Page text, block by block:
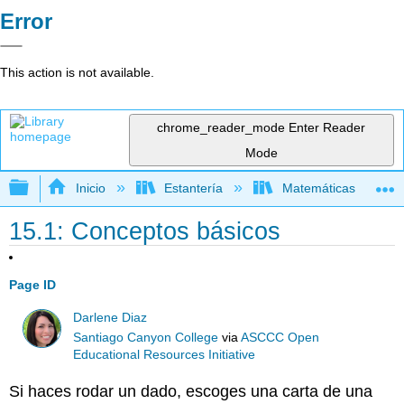
Error
This action is not available.
chrome_reader_mode Enter Reader
Mode
Expandir/contraer jerarquía global
Inicio Estantería Matemáticas
15.1: Conceptos básicos
Page ID
Darlene Diaz
Santiago Canyon College viaASCCC Open
Educational Resources Initiative
Si haces rodar un dado, escoges una carta de una